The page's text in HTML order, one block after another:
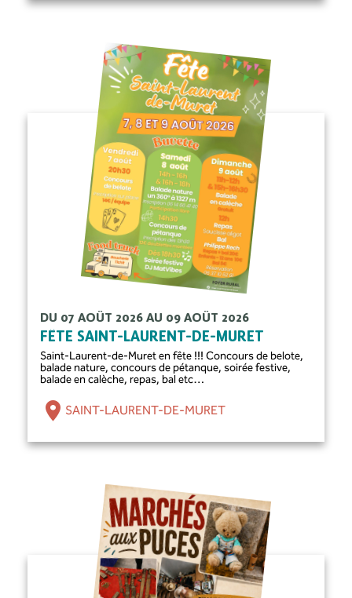
DU 07 AOÛT 2026 AU 09 AOÛT 2026
FÊTE SAINT-LAURENT-DE-MURET
Saint-Laurent-de-Muret en fête !!! Concours de belote,
balade nature, concours de pétanque, soirée festive,
balade en calèche, repas, bal etc…
SAINT-LAURENT-DE-MURET